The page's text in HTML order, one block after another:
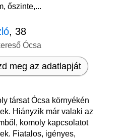
őszinte,...
, 38
Ócsa
meg az adatlapját
társat Ócsa környékén
Hiányzik már valaki az
komoly kapcsolatot
Fiatalos, igényes,